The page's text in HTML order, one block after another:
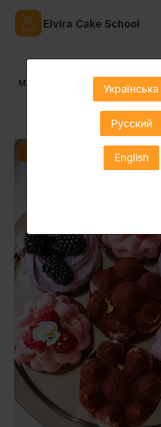
Elvira Cake School
Menu Українська
Русский
English